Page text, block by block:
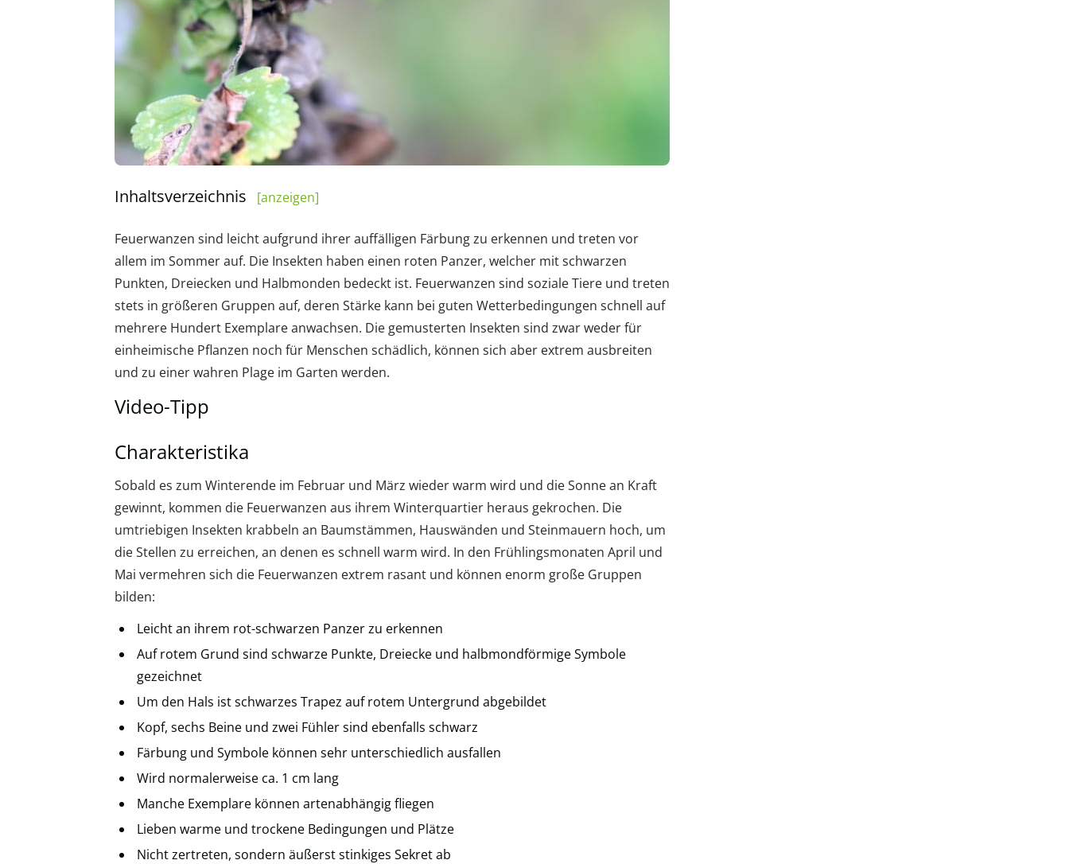
Inhaltsverzeichnis [anzeigen]
Feuerwanzen sind leicht aufgrund ihrer auffälligen Färbung zu erkennen und treten vor
allem im Sommer auf. Die Insekten haben einen roten Panzer, welcher mit schwarzen
Punkten, Dreiecken und Halbmonden bedeckt ist. Feuerwanzen sind soziale Tiere und treten
stets in größeren Gruppen auf, deren Stärke kann bei guten Wetterbedingungen schnell auf
mehrere Hundert Exemplare anwachsen. Die gemusterten Insekten sind zwar weder für
einheimische Pflanzen noch für Menschen schädlich, können sich aber extrem ausbreiten
und zu einer wahren Plage im Garten werden.
Video-Tipp
Charakteristika
Sobald es zum Winterende im Februar und März wieder warm wird und die Sonne an Kraft
gewinnt, kommen die Feuerwanzen aus ihrem Winterquartier heraus gekrochen. Die
umtriebigen Insekten krabbeln an Baumstämmen, Hauswänden und Steinmauern hoch, um
die Stellen zu erreichen, an denen es schnell warm wird. In den Frühlingsmonaten April und
Mai vermehren sich die Feuerwanzen extrem rasant und können enorm große Gruppen
bilden:
Leicht an ihrem rot-schwarzen Panzer zu erkennen
Auf rotem Grund sind schwarze Punkte, Dreiecke und halbmondförmige Symbole
gezeichnet
Um den Hals ist schwarzes Trapez auf rotem Untergrund abgebildet
Kopf, sechs Beine und zwei Fühler sind ebenfalls schwarz
Färbung und Symbole können sehr unterschiedlich ausfallen
Wird normalerweise ca. 1 cm lang
Manche Exemplare können artenabhängig fliegen
Lieben warme und trockene Bedingungen und Plätze
Nicht zertreten, sondern äußerst stinkiges Sekret ab